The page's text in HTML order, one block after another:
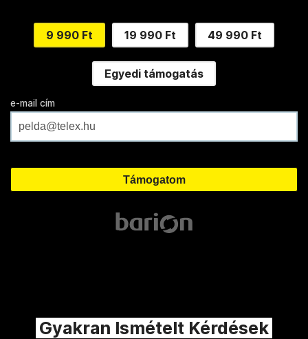
9 990 Ft 19 990 Ft 49 990 Ft
Egyedi támogatás
e-mail cím
Gyakran Ismételt Kérdések